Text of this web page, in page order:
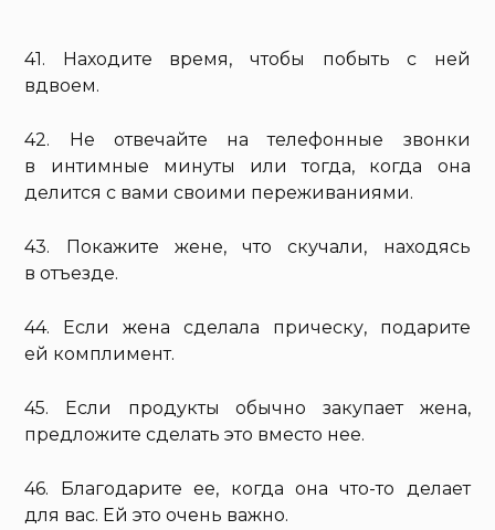
41. Находите время, чтобы побыть с ней
вдвоем.
42. Не отвечайте на телефонные звонки
в интимные минуты или тогда, когда она
делится с вами своими переживаниями.
43. Покажите жене, что скучали, находясь
в отъезде.
44. Если жена сделала прическу, подарите
ей комплимент.
45. Если продукты обычно закупает жена,
предложите сделать это вместо нее.
46. Благодарите ее, когда она что-то делает
для вас. Ей это очень важно.